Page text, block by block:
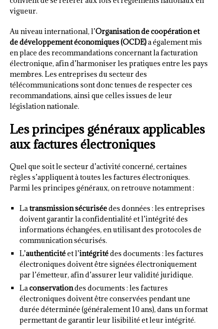
vigueur.
Au niveau international, l’Organisation de coopération et
de développement économiques (OCDE)a également mis
en place des recommandations concernant la facturation
électronique, afin d’harmoniser les pratiques entre les pays
membres. Les entreprises du secteur des
télécommunications sont donc tenues de respecter ces
recommandations, ainsi que celles issues de leur
législation nationale.
Les principes généraux applicables
aux factures électroniques
Quel que soit le secteur d’activité concerné, certaines
règles s’appliquent à toutes les factures électroniques.
Parmi les principes généraux, on retrouve notamment :
Latransmission sécuriséedes données : les entreprises
doivent garantir la confidentialité et l’intégrité des
informations échangées, en utilisant des protocoles de
communication sécurisés.
L’authenticitéet l’intégritédes documents : les factures
électroniques doivent être signées électroniquement
par l’émetteur, afin d’assurer leur validité juridique.
Laconservationdes documents : les factures
électroniques doivent être conservées pendant une
durée déterminée (généralement 10 ans), dans un format
permettant de garantir leur lisibilité et leur intégrité.